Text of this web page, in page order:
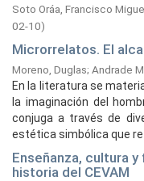
Soto Oráa, Francisco
02-10)
Microrrelatos. El
Moreno, Duglas; Andrade
En la literatura se
la imaginación del
conjuga a través de
estética simbólica que
Enseñanza, cultura
historia del CEVAM